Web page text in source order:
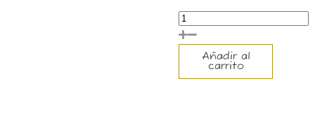
40mm
3p
JUEGO
ChuBro
Añadir al
carrito